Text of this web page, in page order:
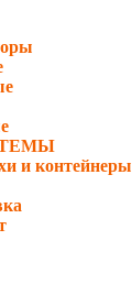
и контейнеры